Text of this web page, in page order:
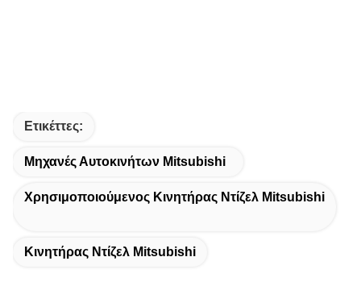
Ετικέττες:
Μηχανές Αυτοκινήτων Mitsubishi
Χρησιμοποιούμενος Κινητήρας Ντίζελ Mitsubishi
Κινητήρας Ντίζελ Mitsubishi